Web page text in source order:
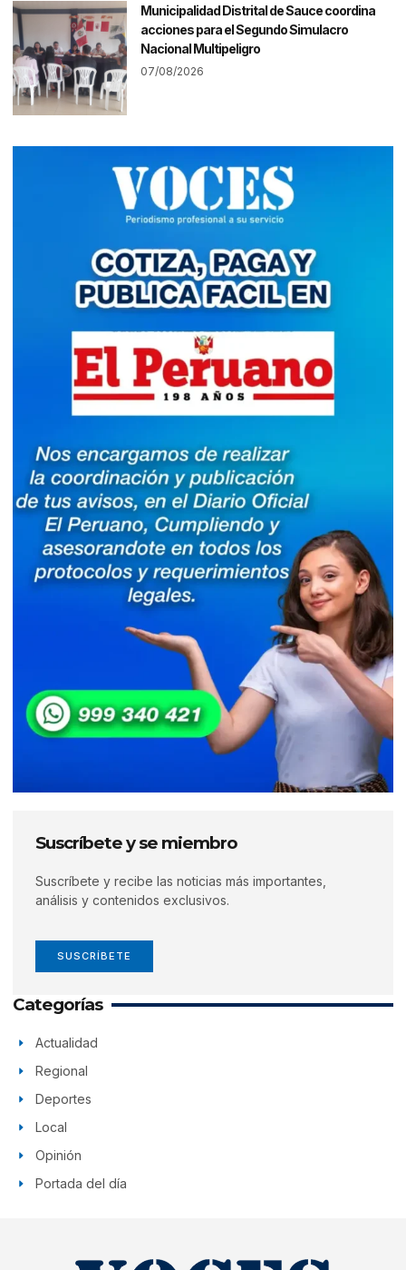
Municipalidad Distrital de Sauce coordina
acciones para el Segundo Simulacro
Nacional Multipeligro
07/08/2026
Suscríbete y se miembro
Suscríbete y recibe las noticias más importantes,
análisis y contenidos exclusivos.
SUSCRÍBETE
Categorías
Actualidad
Regional
Deportes
Local
Opinión
Portada del día